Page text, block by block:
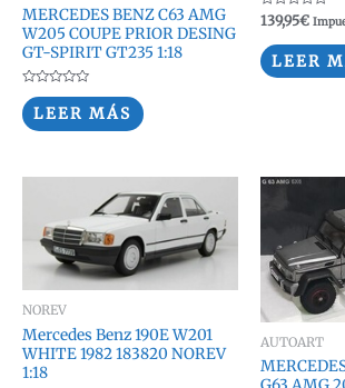
MERCEDES BENZ C63 AMG
W205 COUPE PRIOR DESING
GT-SPIRIT GT235 1:18
Valorado
con
0
de
LEER MÁS
Valorado
con
de
5
139,95€
LEER
NOREV
Mercedes Benz 190E W201
WHITE 1982 183820 NOREV
1:18
AUTOART